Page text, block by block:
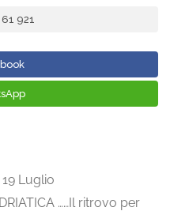
921
Luglio
……Il ritrovo per